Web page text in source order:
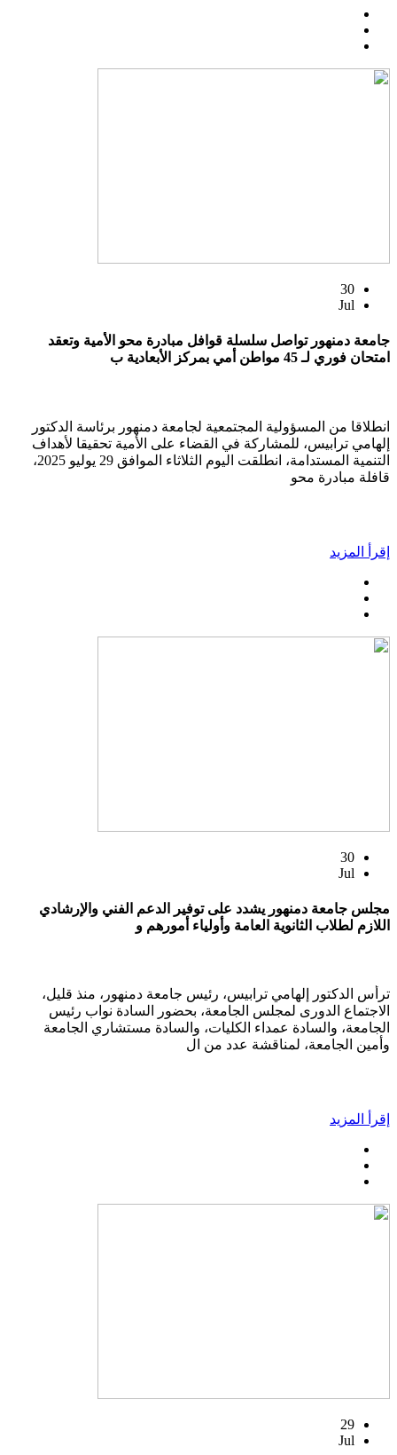
30
Jul
جامعة دمنهور تواصل سلسلة قوافل مبادرة محو الأمية وتعقد
امتحان فوري لـ 45 مواطن أمي بمركز الأبعادية ب
انطلاقا من المسؤولية المجتمعية لجامعة دمنهور برئاسة الدكتور
إلهامي ترابيس، للمشاركة في القضاء على الأمية تحقيقا لأهداف
التنمية المستدامة، انطلقت اليوم الثلاثاء الموافق 29 يوليو 2025،
قافلة مبادرة محو
إقرأ المزيد
30
Jul
مجلس جامعة دمنهور يشدد على توفير الدعم الفني والإرشادي
اللازم لطلاب الثانوية العامة وأولياء أمورهم و
ترأس الدكتور إلهامي ترابيس، رئيس جامعة دمنهور، منذ قليل،
الاجتماع الدورى لمجلس الجامعة، بحضور السادة نواب رئيس
الجامعة، والسادة عمداء الكليات، والسادة مستشاري الجامعة
وأمين الجامعة، لمناقشة عدد من ال
إقرأ المزيد
29
Jul